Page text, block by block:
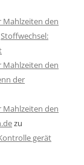
Mahlzeiten den
Stoffwechsel:
Mahlzeiten den
der
Mahlzeiten den
zu
gerät